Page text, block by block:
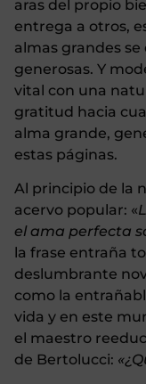
aras del propio
entrega a otros,
almas grandes
generosas. Y
vital con una
gratitud hacia
alma grande,
estas páginas.
Al principio de la
acervo popular: «
el ama perfecta
la frase entraña
deslumbrante
como la
vida y en este
el maestro
de Bertolucci: